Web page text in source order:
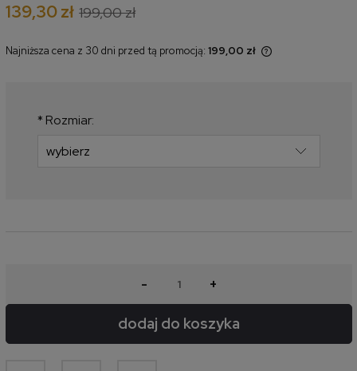
139,30 zł 199,00 zł
Najniższa cena z 30 dni przed tą promocją: 199,00 zł
* Rozmiar:
- +
dodaj do koszyka